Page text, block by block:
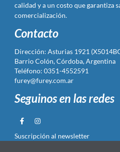
calidad y a un costo que garantiza
comercialización.
Contacto
Dirección: Asturias 1921
Barrio Colón, Córdoba, Argentina
Teléfono: 0351-4552591
furey@furey.com.ar
Seguinos en las redes
Suscripción al newsletter